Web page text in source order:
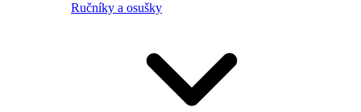
Ručníky a osušky